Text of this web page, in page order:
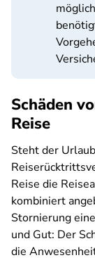
Schäden
Reise
Steht der
Reise die
kombiniert
Stornierung
und Gut: Der
die